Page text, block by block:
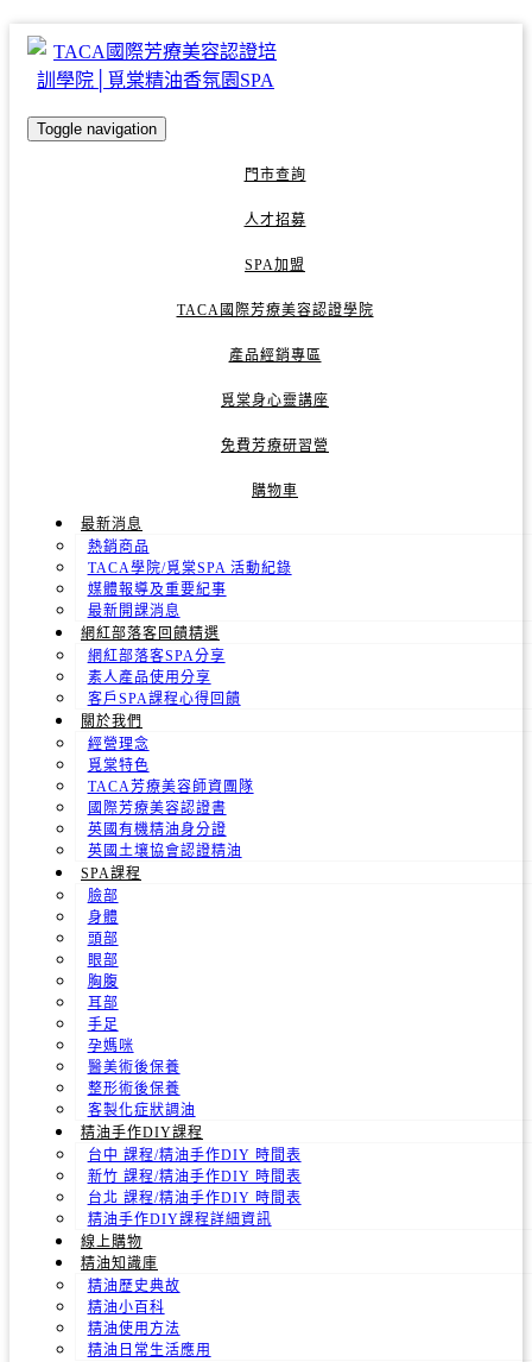
Toggle navigation
門市查詢
人才招募
SPA加盟
TACA國際芳療美容認證學院
產品經銷專區
覓棠身心靈講座
免費芳療研習營
購物車
最新消息
熱銷商品
TACA學院/覓棠SPA 活動紀錄
媒體報導及重要紀事
最新開課消息
網紅部落客回饋精選
網紅部落客SPA分享
素人產品使用分享
客戶SPA課程心得回饋
關於我們
經營理念
覓棠特色
TACA芳療美容師資團隊
國際芳療美容認證書
英國有機精油身分證
英國土壤協會認證精油
SPA課程
臉部
身體
頭部
眼部
胸腹
耳部
手足
孕媽咪
醫美術後保養
整形術後保養
客製化症狀調油
精油手作DIY課程
台中 課程/精油手作DIY 時間表
新竹 課程/精油手作DIY 時間表
台北 課程/精油手作DIY 時間表
精油手作DIY課程詳細資訊
線上購物
精油知識庫
精油歷史典故
精油小百科
精油使用方法
精油日常生活應用